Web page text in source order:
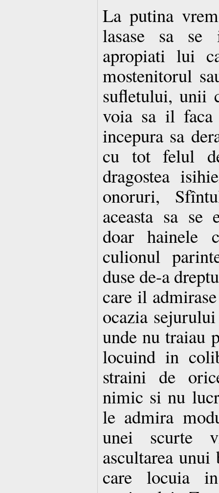
La putina
lasase sa se
apropiati lui
mostenitorul
sufletului, unii
voia sa il faca
incepura sa
cu tot felul
dragostea
onoruri,
aceasta sa se
doar hainele
culionul
duse de-a
care il
ocazia
unde nu traiau
locuind in
straini de
nimic si nu
le admira
unei scurte
ascultarea
care locuia